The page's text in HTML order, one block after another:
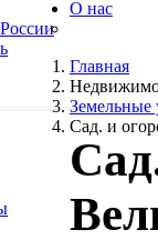
О нас
Главная
Земельные
Сад. и